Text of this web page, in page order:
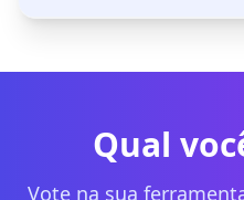
Qual
Vote na sua